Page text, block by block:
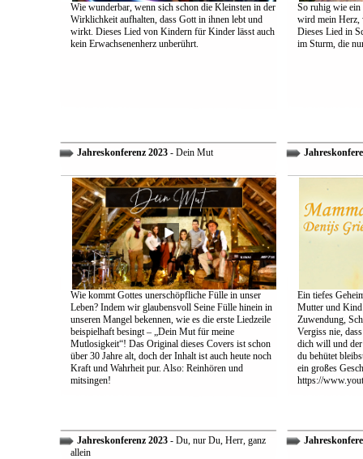
Wie wunderbar, wenn sich schon die Kleinsten in der
Wirklichkeit aufhalten, dass Gott in ihnen lebt und
wirkt. Dieses Lied von Kindern für Kinder lässt auch
kein Erwachsenenherz unberührt.
So ruhig wie ein
wird mein Herz,
Dieses Lied in
im Sturm, die
Jahreskonferenz 2023- Dein Mut
Wie kommt Gottes unerschöpfliche Fülle in unser
Leben? Indem wir glaubensvoll Seine Fülle hinein in
unseren Mangel bekennen, wie es die erste Liedzeile
beispielhaft besingt – „Dein Mut für meine
Mutlosigkeit“! Das Original dieses Covers ist schon
über 30 Jahre alt, doch der Inhalt ist auch heute noch
Kraft und Wahrheit pur. Also: Reinhören und
mitsingen!
Ein tiefes
Mutter und
Zuwendung,
Vergiss nie,
dich will und der
du behütet
ein großes
https://
Jahreskonferenz 2023- Du, nur Du, Herr, ganz
allein